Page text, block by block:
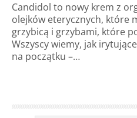
Candidol to nowy krem z
olejków eterycznych, które
grzybicą i grzybami, które
Wszyscy wiemy, jak
na początku –…